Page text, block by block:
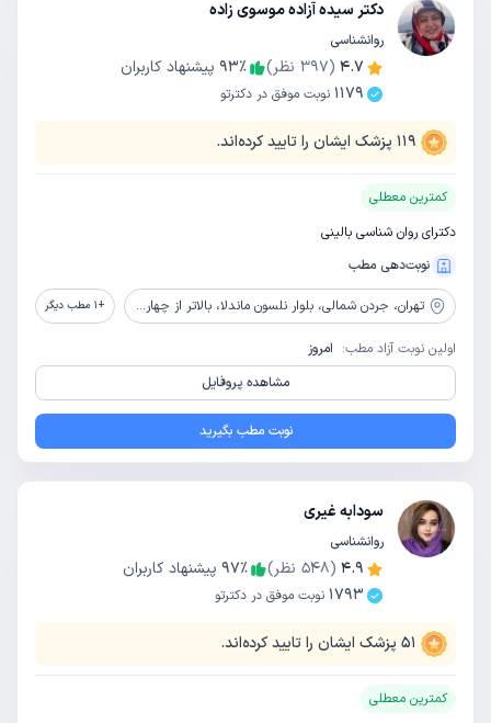
دکتر سیده آزاده موسوی زاده
روانشناسی
4.7
(
397 نظر) 93٪
پیشنهاد کاربران
1179 نوبت موفق در دکترتو
119 پزشک ایشان را تایید کرده‌اند.
کمترین معطلی
دکترای روان شناسی بالینی
نوبت‌دهی مطب
تهران، جردن شمالی، بلوار نلسون ماندلا، بالاتر از چهارراه اسفندیاری، پلاک 22 +
1 مطب دیگر
اولین نوبت آزاد مطب: امروز
مشاهده پروفایل
نوبت مطب بگیرید
سودابه غیری
روانشناسی
4.9
(
548 نظر) 97٪
پیشنهاد کاربران
1793 نوبت موفق در دکترتو
51 پزشک ایشان را تایید کرده‌اند.
کمترین معطلی